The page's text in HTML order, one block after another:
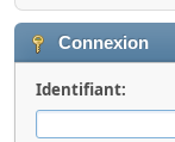
Connexion
Identifiant: